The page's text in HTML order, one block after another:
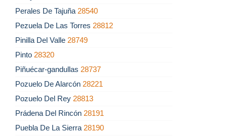
Perales De Tajuña 28540
Pezuela De Las Torres 28812
Pinilla Del Valle 28749
Pinto 28320
Piñuécar-gandullas 28737
Pozuelo De Alarcón 28221
Pozuelo Del Rey 28813
Prádena Del Rincón 28191
Puebla De La Sierra 28190